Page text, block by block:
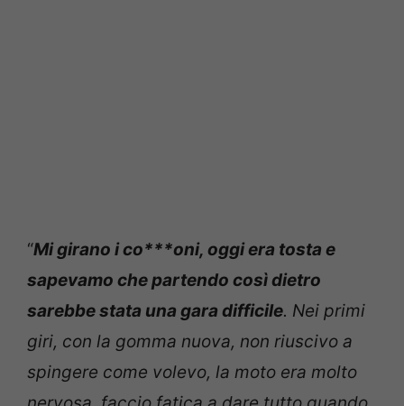
“Mi girano i co***oni, oggi era tosta e
sapevamo che partendo così dietro
sarebbe stata una gara difficile. Nei primi
giri, con la gomma nuova, non riuscivo a
spingere come volevo, la moto era molto